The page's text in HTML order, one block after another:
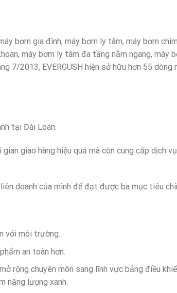
bơm gia đình, máy bơm ly tâm, máy bơm
máy bơm ly tâm đa tầng nằm ngang, máy
7/2013, EVERGUSH hiện sở hữu hơn 55 dòng
tại Đài Loan.
giao hàng hiệu quả mà còn cung cấp dịch
doanh của mình để đạt được ba mục tiêu
với môi trường.
an toàn hơn.
rộng chuyên môn sang lĩnh vực bảng điều
năng lượng xanh.